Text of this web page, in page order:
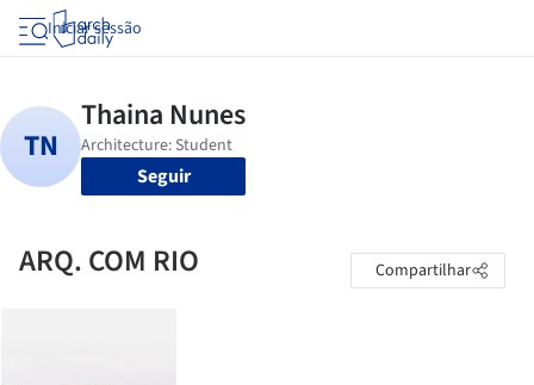
Iniciar sessão
Seguir
ARQ. COM RIO Compartilhar